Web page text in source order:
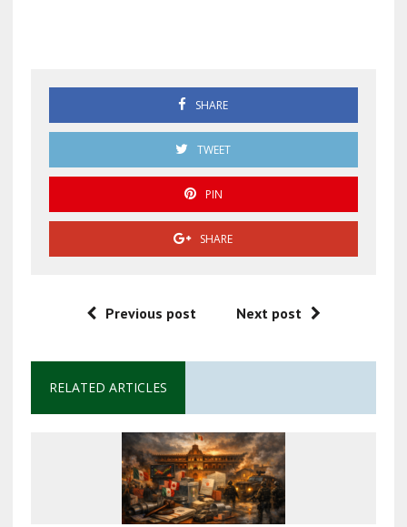
SHARE
TWEET
PIN
SHARE
Previous post Next post
RELATED ARTICLES